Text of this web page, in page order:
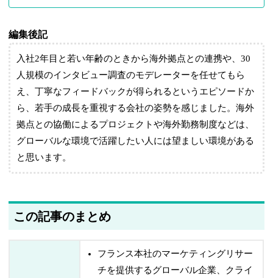
編集後記
入社2年目と若い年齢のときから海外拠点との連携や、30
人規模のインタビュー調査のモデレーターを任せてもら
え、丁寧なフィードバックが得られるというエピソードか
ら、若手の成長を重視する会社の姿勢を感じました。海外
拠点との協働によるプロジェクトや海外勤務制度などは、
グローバルな環境で活躍したい人には望ましい環境がある
と思います。
この記事のまとめ
フランス本社のマーケティングリサー
チを提供するグローバル企業、クライ